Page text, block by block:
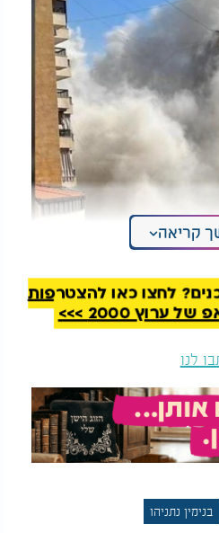
מתוחה במיוחד בצפון,
צה"ל עדכנו כי בעקבות
התרעות שהופעלו בשעה 08:15 בצפון הארץ, חיל האוויר
קריאה
לחצו כאן להצטרפות
2000 >>>
לנו
בנימין נתניהו